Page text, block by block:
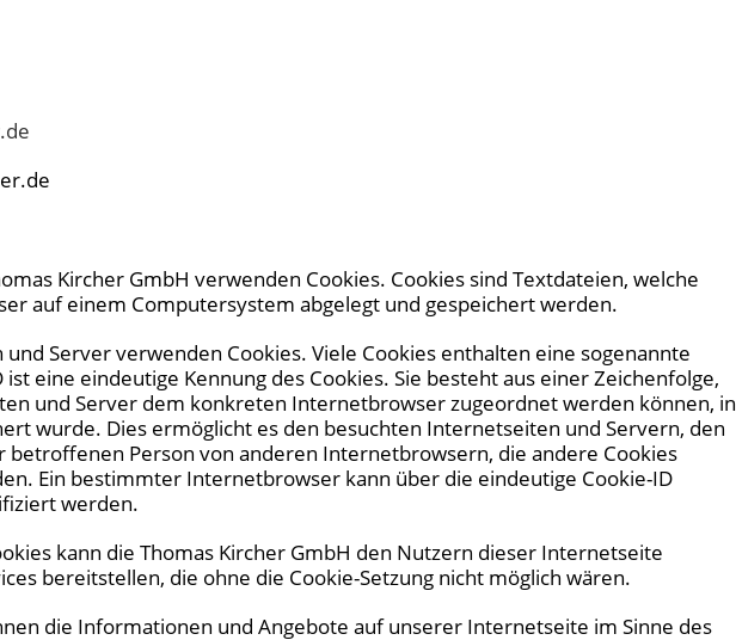
Kircher GmbH verwenden Cookies. Cookies sind Textdateien, welche
auf einem Computersystem abgelegt und gespeichert werden.
Server verwenden Cookies. Viele Cookies enthalten eine sogenannte
ist eine eindeutige Kennung des Cookies. Sie besteht aus einer Zeichenfolge,
und Server dem konkreten Internetbrowser zugeordnet werden können, in
wurde. Dies ermöglicht es den besuchten Internetseiten und Servern, den
betroffenen Person von anderen Internetbrowsern, die andere Cookies
Ein bestimmter Internetbrowser kann über die eindeutige Cookie-ID
werden.
kann die Thomas Kircher GmbH den Nutzern dieser Internetseite
bereitstellen, die ohne die Cookie-Setzung nicht möglich wären.
die Informationen und Angebote auf unserer Internetseite im Sinne des